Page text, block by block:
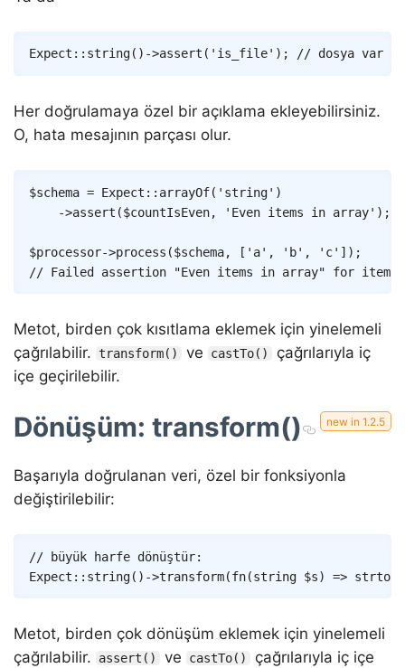
Expect :: string( ) ->assert ( 'is_file' ) ; // dosya var
Copy
Her doğrulamaya özel bir açıklama ekleyebilirsiniz.
O, hata mesajının parçası olur.
$schema = Expect :: arrayOf( 'string' )
->assert ($countIsEven, 'Even items in array' ) ;
$processor->process ($schema, [ 'a' , 'b' , 'c' ] ) ;
// Failed assertion "Even items in array" for item
Metot, birden çok kısıtlama eklemek için yinelemeli
çağrılabilir. transform() ve castTo()
çağrılarıyla iç
içe geçirilebilir.
Dönüşüm: transform()
Başarıyla doğrulanan veri, özel bir fonksiyonla
değiştirilebilir:
// büyük harfe dönüştür:
Expect :: string( ) ->transform(fn(string $s) =>
Metot, birden çok dönüşüm eklemek için yinelemeli
çağrılabilir.
assert() ve castTo()
çağrılarıyla iç içe